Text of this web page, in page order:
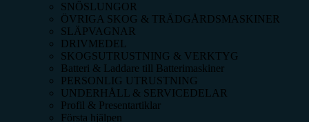
SNÖSLUNGOR
ÖVRIGA SKOG & TRÄDGÅRDSMASKINER
SLÄPVAGNAR
DRIVMEDEL
SKOGSUTRUSTNING & VERKTYG
Batteri & Laddare till Batterimaskiner
PERSONLIG UTRUSTNING
UNDERHÅLL & SERVICEDELAR
Profil & Presentartiklar
Första hjälpen